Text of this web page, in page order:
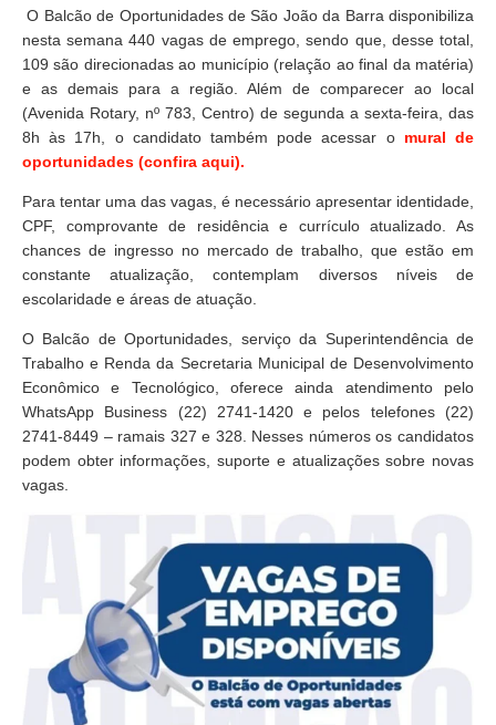
O Balcão de Oportunidades de São João da Barra disponibiliza
nesta semana 440 vagas de emprego, sendo que, desse total,
109 são direcionadas ao município (relação ao final da matéria)
e as demais para a região. Além de comparecer ao local
(Avenida Rotary, nº 783, Centro) de segunda a sexta-feira, das
8h às 17h, o candidato também pode acessar o mural de
oportunidades (confira aqui).
Para tentar uma das vagas, é necessário apresentar identidade,
CPF, comprovante de residência e currículo atualizado. As
chances de ingresso no mercado de trabalho, que estão em
constante atualização, contemplam diversos níveis de
escolaridade e áreas de atuação.
O Balcão de Oportunidades, serviço da Superintendência de
Trabalho e Renda da Secretaria Municipal de Desenvolvimento
Econômico e Tecnológico, oferece ainda atendimento pelo
WhatsApp Business (22) 2741-1420 e pelos telefones (22)
2741-8449 – ramais 327 e 328. Nesses números os candidatos
podem obter informações, suporte e atualizações sobre novas
vagas.